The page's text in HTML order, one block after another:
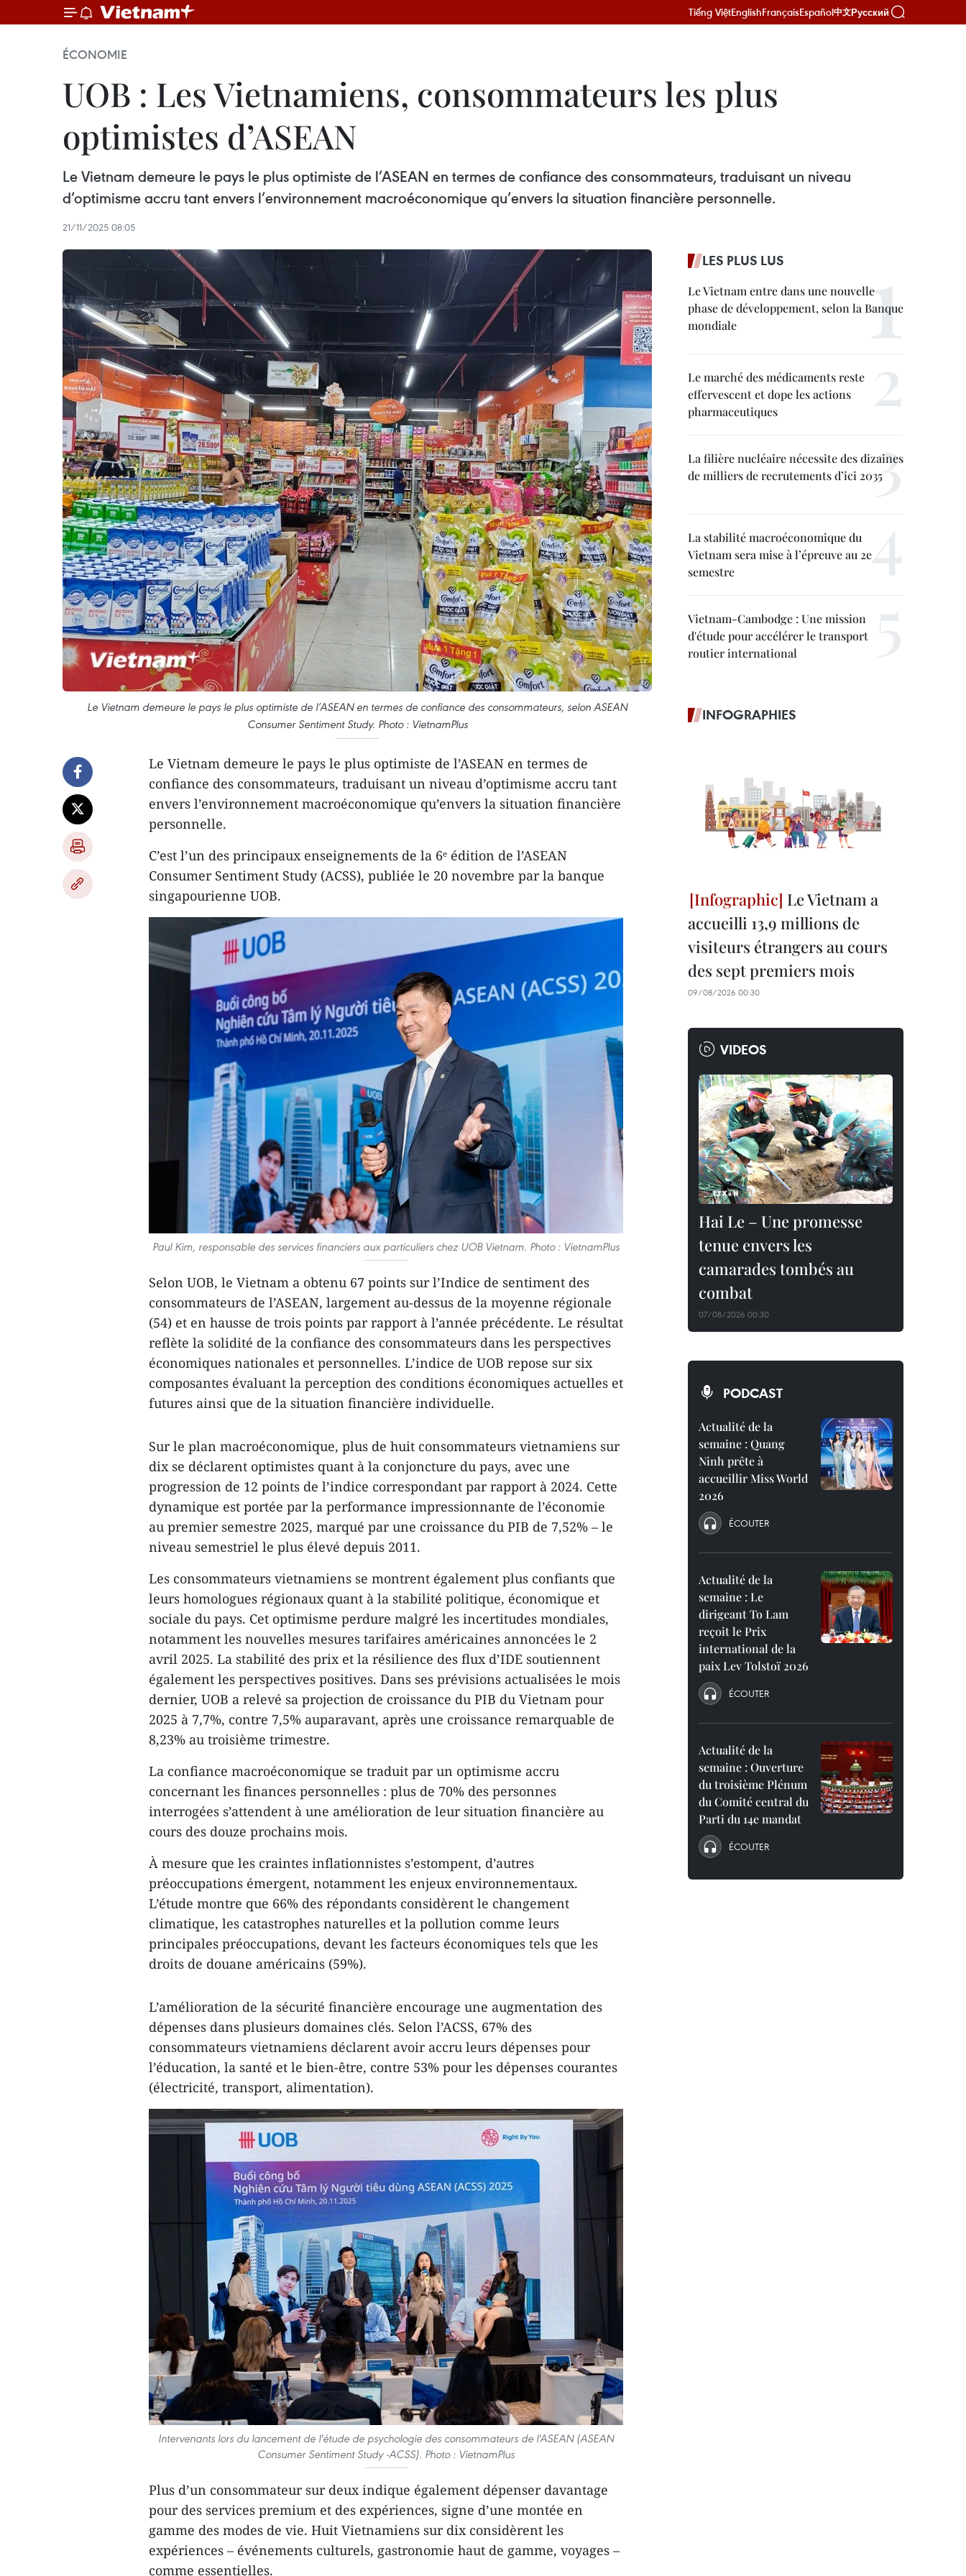
Tiếng ViệtEnglishFrançaisEspañol中文Русский
ÉCONOMIE
UOB : Les Vietnamiens, consommateurs les plus
optimistes d’ASEAN
Le Vietnam demeure le pays le plus optimiste de l’ASEAN en termes de confiance des consommateurs, traduisant un niveau
d’optimisme accru tant envers l’environnement macroéconomique qu’envers la situation financière personnelle.
21/11/2025 08:05
Le Vietnam demeure le pays le plus optimiste de l’ASEAN en termes de confiance des consommateurs, selon ASEAN
Consumer Sentiment Study. Photo : VietnamPlus
Le Vietnam demeure le pays le plus optimiste de l’ASEAN en termes de
confiance des consommateurs, traduisant un niveau d’optimisme accru tant
envers l’environnement macroéconomique qu’envers la situation financière
personnelle.
C’est l’un des principaux enseignements de la 6ᵉ édition de l’ASEAN
Consumer Sentiment Study (ACSS), publiée le 20 novembre par la banque
singapourienne UOB.
Paul Kim, responsable des services financiers aux particuliers chez UOB Vietnam. Photo : VietnamPlus
Selon UOB, le Vietnam a obtenu 67 points sur l’Indice de sentiment des
consommateurs de l’ASEAN, largement au-dessus de la moyenne régionale
(54) et en hausse de trois points par rapport à l’année précédente. Le résultat
reflète la solidité de la confiance des consommateurs dans les perspectives
économiques nationales et personnelles. L’indice de UOB repose sur six
composantes évaluant la perception des conditions économiques actuelles et
futures ainsi que de la situation financière individuelle.
Sur le plan macroéconomique, plus de huit consommateurs vietnamiens sur
dix se déclarent optimistes quant à la conjoncture du pays, avec une
progression de 12 points de l’indice correspondant par rapport à 2024. Cette
dynamique est portée par la performance impressionnante de l’économie
au premier semestre 2025, marqué par une croissance du PIB de 7,52% – le
niveau semestriel le plus élevé depuis 2011.
Les consommateurs vietnamiens se montrent également plus confiants que
leurs homologues régionaux quant à la stabilité politique, économique et
sociale du pays. Cet optimisme perdure malgré les incertitudes mondiales,
notamment les nouvelles mesures tarifaires américaines annoncées le 2
avril 2025. La stabilité des prix et la résilience des flux d’IDE soutiennent
également les perspectives positives. Dans ses prévisions actualisées le mois
dernier, UOB a relevé sa projection de croissance du PIB du Vietnam pour
2025 à 7,7%, contre 7,5% auparavant, après une croissance remarquable de
8,23% au troisième trimestre.
La confiance macroéconomique se traduit par un optimisme accru
concernant les finances personnelles : plus de 70% des personnes
interrogées s’attendent à une amélioration de leur situation financière au
cours des douze prochains mois.
À mesure que les craintes inflationnistes s’estompent, d’autres
préoccupations émergent, notamment les enjeux environnementaux.
L’étude montre que 66% des répondants considèrent le changement
climatique, les catastrophes naturelles et la pollution comme leurs
principales préoccupations, devant les facteurs économiques tels que les
droits de douane américains (59%).
L’amélioration de la sécurité financière encourage une augmentation des
dépenses dans plusieurs domaines clés. Selon l’ACSS, 67% des
consommateurs vietnamiens déclarent avoir accru leurs dépenses pour
l’éducation, la santé et le bien-être, contre 53% pour les dépenses courantes
(électricité, transport, alimentation).
Intervenants lors du lancement de l'étude de psychologie des consommateurs de l'ASEAN (ASEAN
Consumer Sentiment Study -ACSS). Photo : VietnamPlus
Plus d’un consommateur sur deux indique également dépenser davantage
pour des services premium et des expériences, signe d’une montée en
gamme des modes de vie. Huit Vietnamiens sur dix considèrent les
expériences – événements culturels, gastronomie haut de gamme, voyages –
comme essentielles.
LES PLUS LUS
Le Vietnam entre dans une nouvelle
phase de développement, selon la Banque
mondiale
Le marché des médicaments reste
effervescent et dope les actions
pharmaceutiques
La filière nucléaire nécessite des dizaines
de milliers de recrutements d’ici 2035
La stabilité macroéconomique du
Vietnam sera mise à l’épreuve au 2e
semestre
Vietnam-Cambodge : Une mission
d'étude pour accélérer le transport
routier international
INFOGRAPHIES
Le Vietnam a
accueilli 13,9 millions de
visiteurs étrangers au cours
des sept premiers mois
09/08/2026 00:30
VIDEOS
Hai Le – Une promesse
tenue envers les
camarades tombés au
combat
07/08/2026 00:30
PODCAST
Actualité de la
semaine : Quang
Ninh prête à
accueillir Miss World
2026
ÉCOUTER
Actualité de la
semaine : Le
dirigeant To Lam
reçoit le Prix
international de la
paix Lev Tolstoï 2026
ÉCOUTER
Actualité de la
semaine : Ouverture
du troisième Plénum
du Comité central du
Parti du 14e mandat
ÉCOUTER